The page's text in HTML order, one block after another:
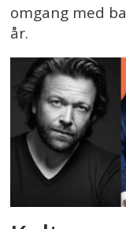
omgang med
år.